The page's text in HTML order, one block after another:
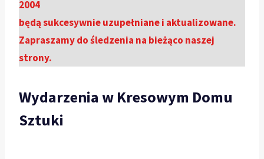
2004
będą sukcesywnie uzupełniane i aktualizowane.
Zapraszamy do śledzenia na bieżąco naszej
strony.
Wydarzenia w Kresowym Domu
Sztuki